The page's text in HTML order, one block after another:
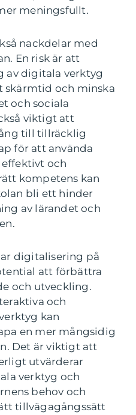
meningsfullt.
nackdelar med
En risk är att
av digitala verktyg
skärmtid och minska
och sociala
viktigt att
till tillräcklig
för att använda
och
kompetens kan
bli ett hinder
av lärandet och
digitalisering på
att förbättra
och utveckling.
och
kan
en mer mångsidig
Det är viktigt att
utvärderar
verktyg och
behov och
tillvägagångssätt